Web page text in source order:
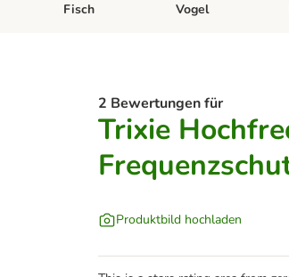
öffnen: Hundefutter & Zubehör
Kategorie-Menü öffnen: Kleintier
Fisch Kategorie-Menü
Vogel
2 Bewertungen für
Trixie
Produktbild hochladen